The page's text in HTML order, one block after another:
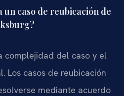
caso de reubicación de
complejidad del caso y el
Los casos de reubicación
mediante acuerdo